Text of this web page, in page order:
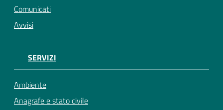
Comunicati
Avvisi
SERVIZI
Ambiente
Anagrafe e stato civile